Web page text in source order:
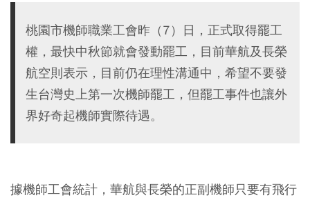
桃園市機師職業工會昨（7）日，正式取得罷工
權，最快中秋節就會發動罷工，目前華航及長榮
航空則表示，目前仍在理性溝通中，希望不要發
生台灣史上第一次機師罷工，但罷工事件也讓外
界好奇起機師實際待遇。
據機師工會統計，華航與長榮的正副機師只要有飛行